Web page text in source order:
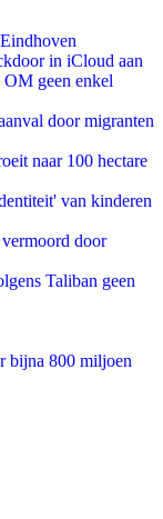
in iCloud aan
geen enkel
door migranten
naar 100 hectare
van kinderen
door
Taliban geen
bijna 800 miljoen